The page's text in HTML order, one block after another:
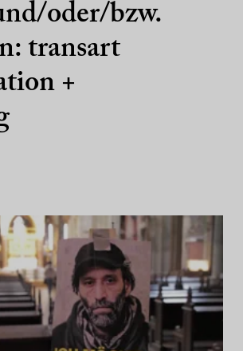
oder/bzw.
transart
+